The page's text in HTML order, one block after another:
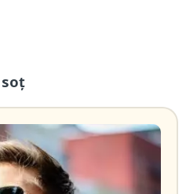
soț